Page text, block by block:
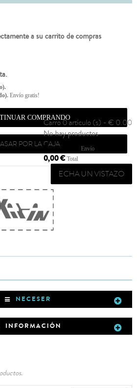
Carro0 artículo (s) - € 0.00
No hay productos
Envío gratis!
Envío
0,00 € Total
ECHA UN VISTAZO
a su carrito de compras
Envío gratis!
COMPRANDO
POR LA CAJA
NECESER
INFORMACIÓN